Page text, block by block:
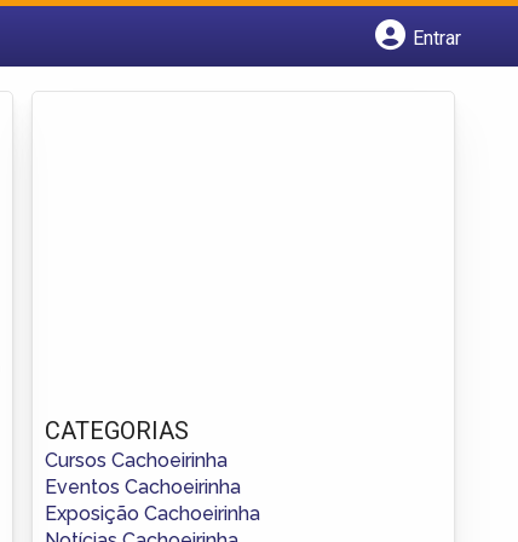
Entrar
CATEGORIAS
Cursos Cachoeirinha
Eventos Cachoeirinha
Exposição Cachoeirinha